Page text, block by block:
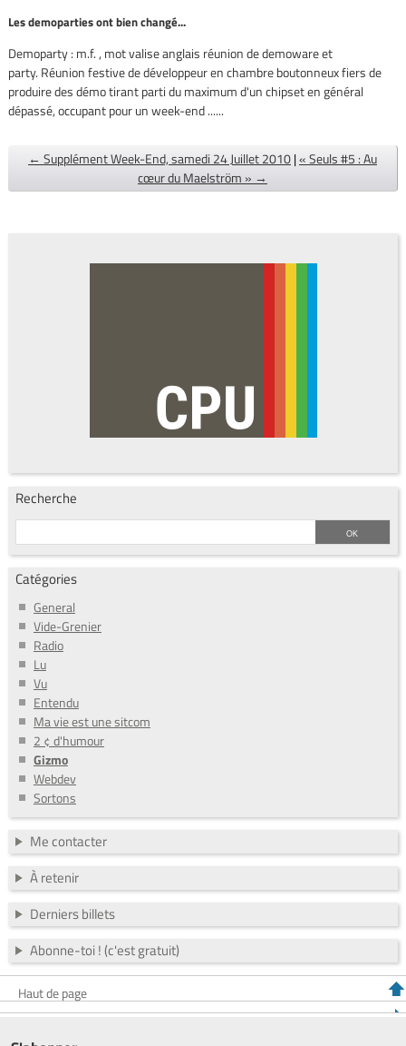
Les demoparties ont bien changé...
Demoparty : m.f. , mot valise anglais réunion de demoware et
party. Réunion festive de développeur en chambre boutonneux fiers de
produire des démo tirant parti du maximum d'un chipset en général
dépassé, occupant pour un week-end ......
← Supplément Week-End, samedi 24 Juillet 2010|« Seuls #5 : Au
cœur du Maelström » →
Recherche
Catégories
General
Vide-Grenier
Radio
Lu
Vu
Entendu
Ma vie est une sitcom
2 ¢ d'humour
Gizmo
Webdev
Sortons
Me contacter
À retenir
Derniers billets
Abonne-toi ! (c'est gratuit)
Haut de page